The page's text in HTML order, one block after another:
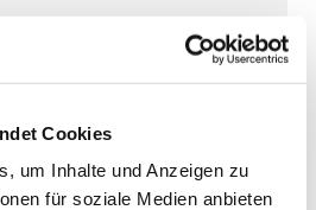
Cookies
um Inhalte und Anzeigen zu
für soziale Medien anbieten